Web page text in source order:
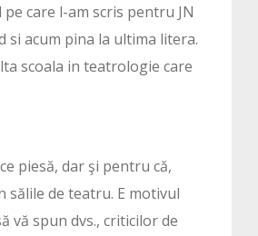
care l-am scris pentru JN
si acum pina la ultima litera.
scoala in teatrologie care
piesă, dar şi pentru că,
sălile de teatru. E motivul
vă spun dvs., criticilor de